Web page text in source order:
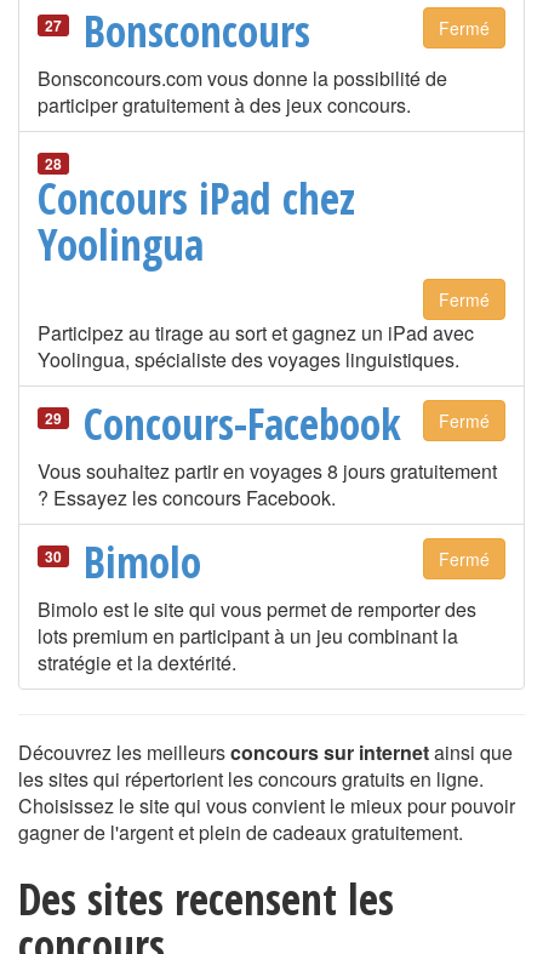
27 Bonsconcours Fermé
Bonsconcours.com vous donne la possibilité de
participer gratuitement à des jeux concours.
28
Concours iPad chez
Yoolingua
Fermé
Participez au tirage au sort et gagnez un iPad avec
Yoolingua, spécialiste des voyages linguistiques.
29 Concours-Facebook Fermé
Vous souhaitez partir en voyages 8 jours gratuitement
? Essayez les concours Facebook.
30 Bimolo Fermé
Bimolo est le site qui vous permet de remporter des
lots premium en participant à un jeu combinant la
stratégie et la dextérité.
Découvrez les meilleursconcours sur internetainsi que
les sites qui répertorient les concours gratuits en ligne.
Choisissez le site qui vous convient le mieux pour pouvoir
gagner de l'argent et plein de cadeaux gratuitement.
Des sites recensent les